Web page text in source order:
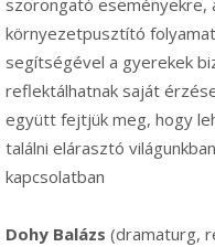
szorongató eseményekre,
környezetpusztító
segítségével a gyerekek
reflektálhatnak saját
együtt fejtjük meg, hogy
találni elárasztó
kapcsolatban
Dohy Balázs (dramaturg,